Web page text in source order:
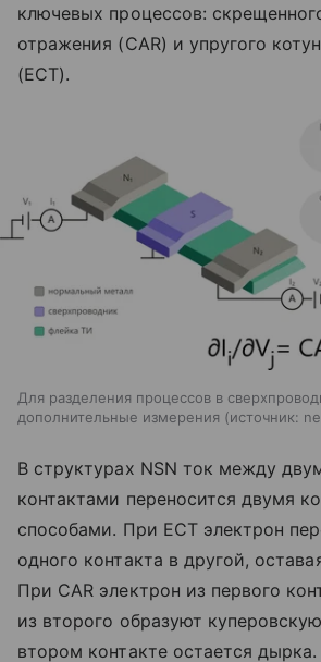
ключевых процессов:
отражения (CAR) и упругого
(ECT).
Для разделения процессов в
дополнительные измерения
источник:
В структурах NSN ток между
контактами переносится двумя
способами. При ECT электрон
одного контакта в другой,
При CAR электрон из первого
из второго образуют
втором контакте остается